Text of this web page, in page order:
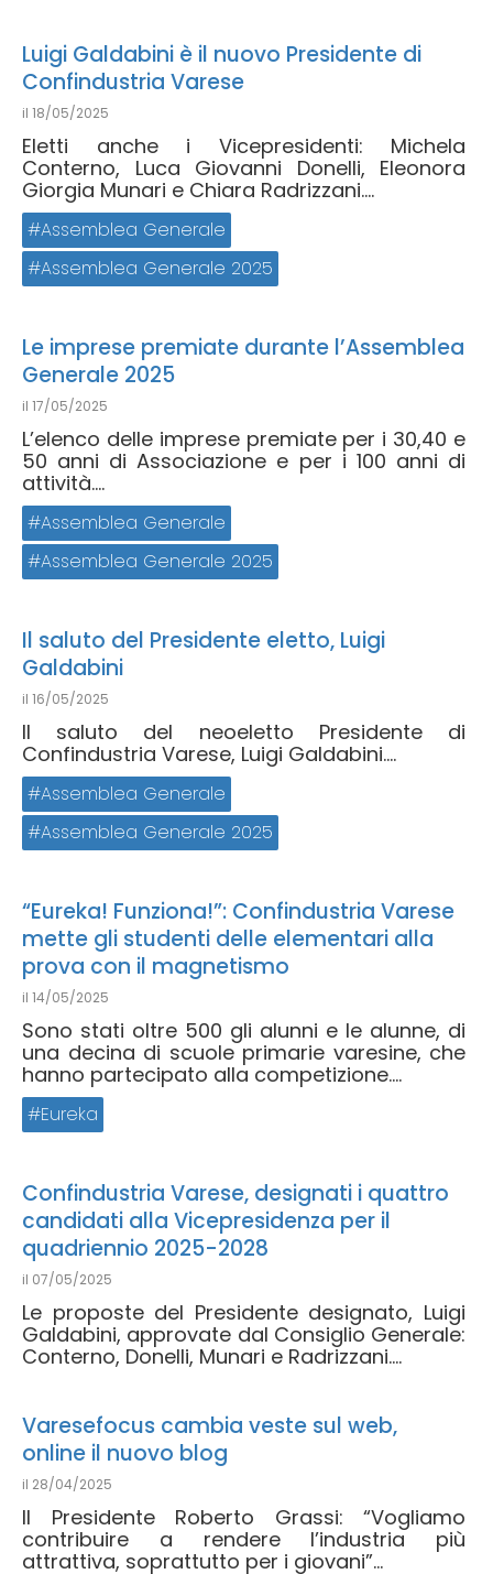
Luigi Galdabini è il nuovo Presidente di
Confindustria Varese
il 18/05/2025
Eletti anche i Vicepresidenti: Michela
Conterno, Luca Giovanni Donelli, Eleonora
Giorgia Munari e Chiara Radrizzani....
Assemblea Generale
Assemblea Generale 2025
Le imprese premiate durante l’Assemblea
Generale 2025
il 17/05/2025
L’elenco delle imprese premiate per i 30,40 e
50 anni di Associazione e per i 100 anni di
attività....
Assemblea Generale
Assemblea Generale 2025
Il saluto del Presidente eletto, Luigi
Galdabini
il 16/05/2025
Il saluto del neoeletto Presidente di
Confindustria Varese, Luigi Galdabini....
Assemblea Generale
Assemblea Generale 2025
“Eureka! Funziona!”: Confindustria Varese
mette gli studenti delle elementari alla
prova con il magnetismo
il 14/05/2025
Sono stati oltre 500 gli alunni e le alunne, di
una decina di scuole primarie varesine, che
hanno partecipato alla competizione....
Eureka
Confindustria Varese, designati i quattro
candidati alla Vicepresidenza per il
quadriennio 2025-2028
il 07/05/2025
Le proposte del Presidente designato, Luigi
Galdabini, approvate dal Consiglio Generale:
Conterno, Donelli, Munari e Radrizzani....
Varesefocus cambia veste sul web,
online il nuovo blog
il 28/04/2025
Il Presidente Roberto Grassi: “Vogliamo
contribuire a rendere l’industria più
attrattiva, soprattutto per i giovani”...